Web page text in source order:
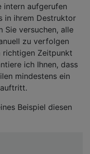
intern aufgerufen
in ihrem Destruktor
Sie versuchen, alle
zu verfolgen
richtigen Zeitpunkt
ich Ihnen, dass
mindestens ein
Beispiel diesen